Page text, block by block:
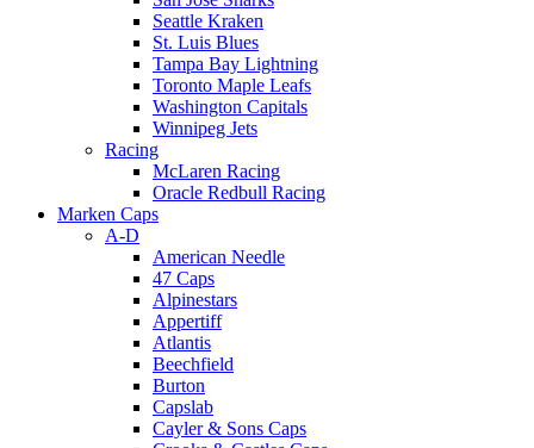
Seattle Kraken
St. Luis Blues
Tampa Bay Lightning
Toronto Maple Leafs
Washington Capitals
Winnipeg Jets
Racing
McLaren Racing
Oracle Redbull Racing
Marken Caps
A-D
American Needle
47 Caps
Alpinestars
Appertiff
Atlantis
Beechfield
Burton
Capslab
Cayler & Sons Caps